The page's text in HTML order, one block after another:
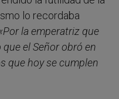
lo recordaba
Por la emperatriz que
el Señor obró en
que hoy se cumplen